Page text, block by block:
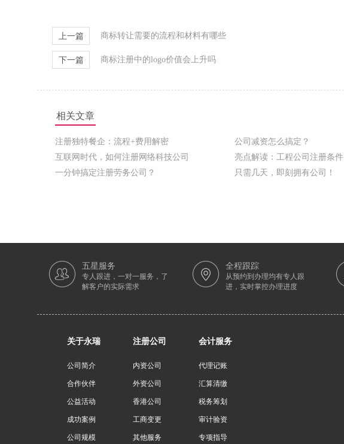
上一篇 商标转让需要的流程和材料有哪些
下一篇 商标注册中的logo价值会上升吗
相关文章
注册独特餐企：流程+费用解密 公司减资怎么搞定？
互联网时代，如何注册网络科技公司
亮点解读：工程公司注册条件
一分钟搞定注册劳务公司？
只需几天，即刻拥有公司！
五星服务
专人跟进，一对一服务，了
解客户的实际需求
全程跟踪
从预约到办理均有专人跟
进，实时掌控办理进度
关于永瑞
公司简介
合作伙伴
公益活动
成功案例
公司规模
注册公司
内资公司
外资公司
香港公司
工商变更
其他服务
会计服务
代理记账
汇算清缴
税务筹划
审计验资
专项指导